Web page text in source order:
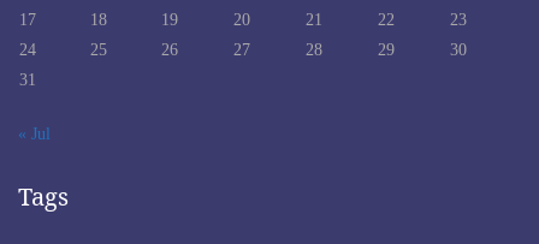
17
18 19 20 21 22
23
24
25 26 27 28 29
30
31
« Jul
Tags